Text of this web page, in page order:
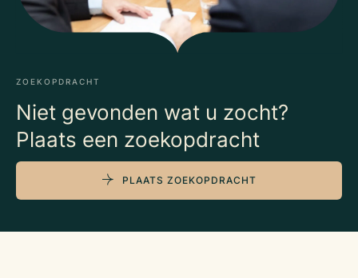
ZOEKOPDRACHT
Niet gevonden wat u zocht?
Plaats een zoekopdracht
PLAATS ZOEKOPDRACHT